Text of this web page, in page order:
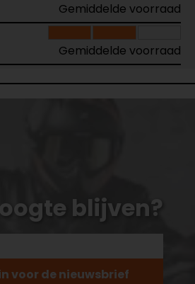
Gemiddelde voorraad
Gemiddelde voorraad
blijven?
voor de nieuwsbrief